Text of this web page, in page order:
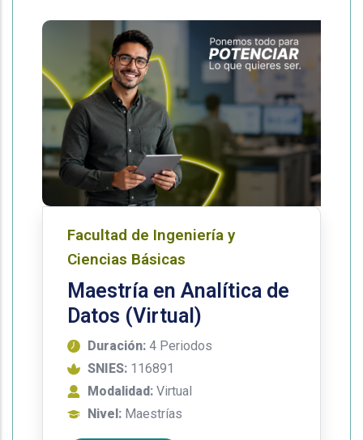
Facultad de Ingeniería y
Ciencias Básicas
Maestría en Analítica de
Datos (Virtual)
Duración: 4 Periodos
SNIES: 116891
Modalidad: Virtual
Nivel: Maestrías